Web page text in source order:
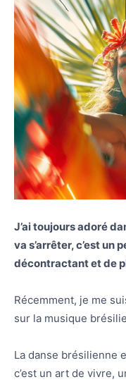
J’ai toujours adoré
va s’arrêter, c’est un
décontractant et de
Récemment, je me
sur la musique
La danse brésilienne
c’est un art de vivre,